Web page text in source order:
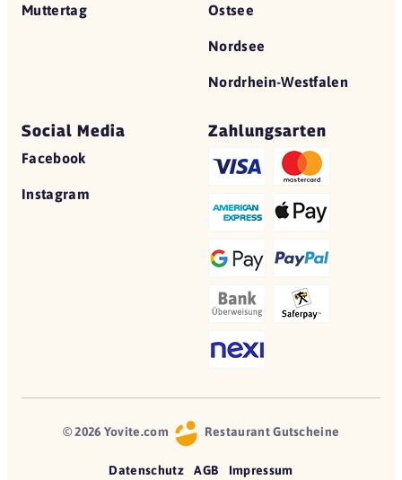
Muttertag Ostsee
Nordsee
Nordrhein-Westfalen
Social Media
Facebook
Instagram
Zahlungsarten
© 2026 Yovite.com Restaurant Gutscheine
Datenschutz AGB Impressum